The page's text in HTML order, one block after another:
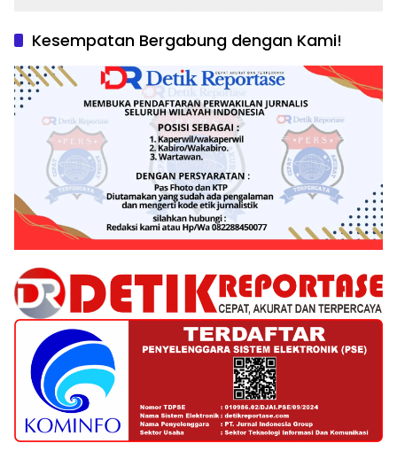
Kesempatan Bergabung dengan Kami!